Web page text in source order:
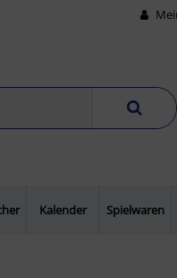
Kalender Spielwaren